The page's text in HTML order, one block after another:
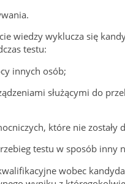
wiedzy wyklucza się
testu:
innych osób;
służącymi do
które nie zostały
testu w sposób inny
wobec